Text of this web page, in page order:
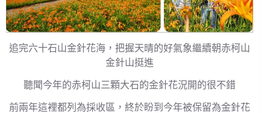
追完六十石山金針花海，把握天晴的好氣象繼續朝赤柯山
金針山挺進
聽聞今年的赤柯山三顆大石的金針花況開的很不錯
前兩年這裡都列為採收區，終於盼到今年被保留為金針花